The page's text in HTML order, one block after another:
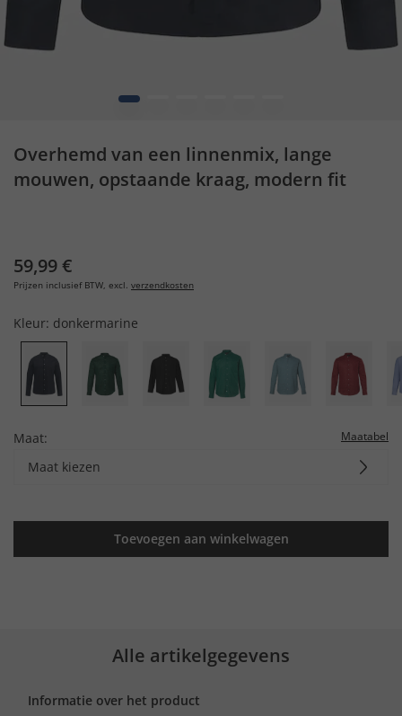
1
Overhemd van een linnenmix, lange
mouwen, opstaande kraag, modern fit
59,99 €
Prijzen inclusief BTW, excl. verzendkosten
Kleur: donkermarine
Maat: Maatabel
Maat kiezen
Toevoegen aan winkelwagen
Alle artikelgegevens
Informatie over het product